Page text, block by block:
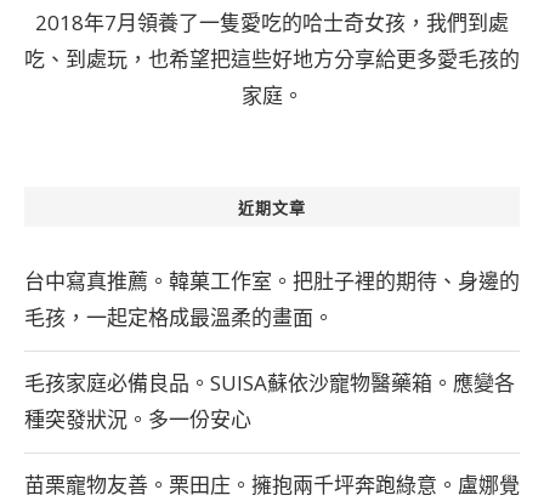
2018年7月領養了一隻愛吃的哈士奇女孩，我們到處
吃、到處玩，也希望把這些好地方分享給更多愛毛孩的
家庭。
近期文章
台中寫真推薦。韓菓工作室。把肚子裡的期待、身邊的
毛孩，一起定格成最溫柔的畫面。
毛孩家庭必備良品。SUISA蘇依沙寵物醫藥箱。應變各
種突發狀況。多一份安心
苗栗寵物友善。栗田庄。擁抱兩千坪奔跑綠意。盧娜覺